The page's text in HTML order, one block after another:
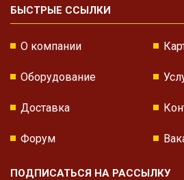
БЫСТРЫЕ ССЫЛКИ
О компании
Оборудование
Доставка
Форум
ПОДПИСАТЬСЯ НА РАССЫЛКУ